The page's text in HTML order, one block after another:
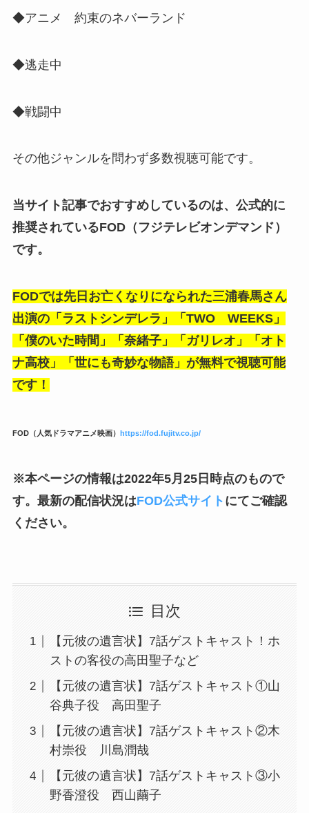
◆アニメ 約束のネバーランド
◆逃走中
◆戦闘中
その他ジャンルを問わず多数視聴可能です。
当サイト記事でおすすめしているのは、公式的に
推奨されているFOD（フジテレビオンデマンド）
です。
FODでは先日お亡くなりになられた三浦春馬さん
出演の「ラストシンデレラ」「TWO WEEKS」
「僕のいた時間」「奈緒子」「ガリレオ」「オト
ナ高校」「世にも奇妙な物語」が無料で視聴可能
です！
FOD（人気ドラマアニメ映画） https://fod.fujitv.co.jp/
※本ページの情報は2022年5月25日時点のもので
す。最新の配信状況はFOD公式サイト にてご確認
ください。
目次
【元彼の遺言状】7話ゲストキャスト！ホ
ストの客役の高田聖子など
【元彼の遺言状】7話ゲストキャスト①山
谷典子役 高田聖子
【元彼の遺言状】7話ゲストキャスト②木
村崇役 川島潤哉
【元彼の遺言状】7話ゲストキャスト③小
野香澄役 西山繭子